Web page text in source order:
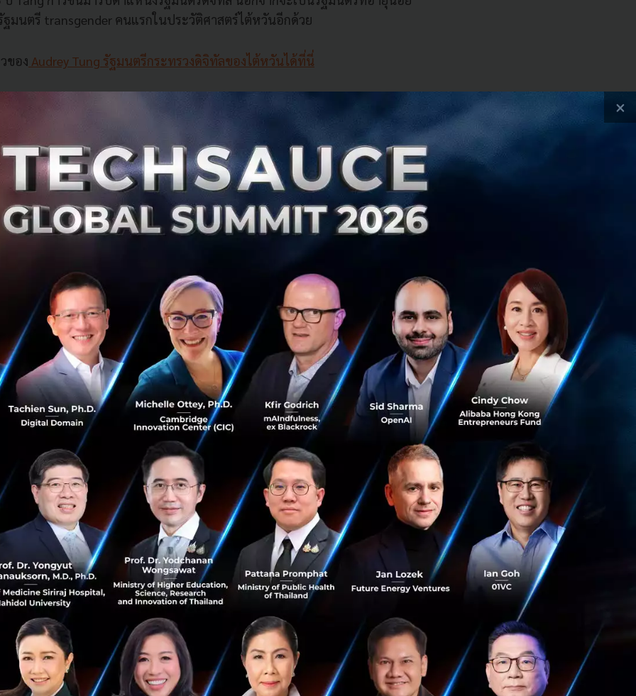
ฐมนตรี transgender คนแรกในประวัติศาสตร์ไต้หวันอีกด้วย
ของ Audrey Tung รัฐมนตรีกระทรวงดิจิทัลของไต้หวันได้ที่นี่
ห้เกิดความโปร่งใสในการดำเนินงานของรัฐบาล และสร้างพื้นที่ให้เกิดการมี
ชาชนอย่างจริงจัง ส่วนผสมอันเป็นจุดเด่นทั้งสองด้านของ Tang ก่อให้เกิดแรง
ารอย่างมากต่อสังคมประชาธิปไตยของไต้หวัน
กาสพิเศษในการพูดคุยกับ Audrey Tang ตลอดการสัมภาษณ์ Tang ได้ถ่ายทอดถึง
องเทคโนโลยีและประชาธิปไตยด้วยไอเดียที่สดใหม่ เต็มไปด้วยบทเรียนที่น่า
มหนักแน่นทางวิสัยทัศน์ที่จะนำเทคโนโลยีมามีส่วนสำคัญในการวิวัฒน์
Audrey Tang ขึ้นพูดเรื่อง Social Innovation ในงาน Meet Taipei 2018
×